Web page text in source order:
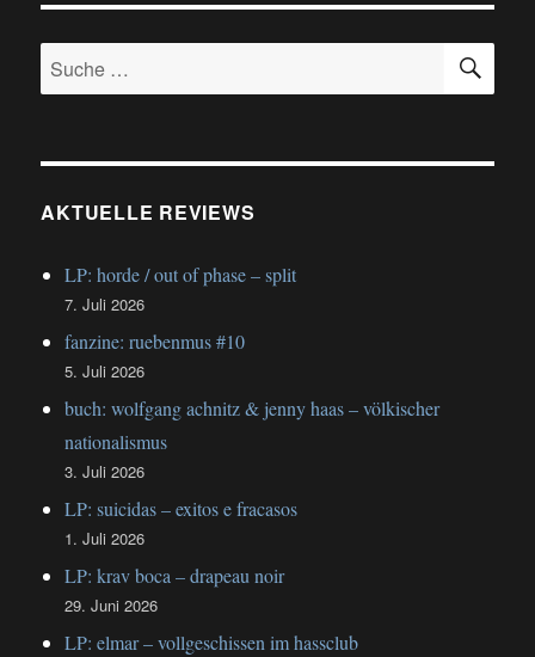
Suche
nach:
AKTUELLE REVIEWS
LP: horde / out of phase – split
7. Juli 2026
fanzine: ruebenmus #10
5. Juli 2026
buch: wolfgang achnitz & jenny haas – völkischer
nationalismus
3. Juli 2026
LP: suicidas – exitos e fracasos
1. Juli 2026
LP: krav boca – drapeau noir
29. Juni 2026
LP: elmar – vollgeschissen im hassclub